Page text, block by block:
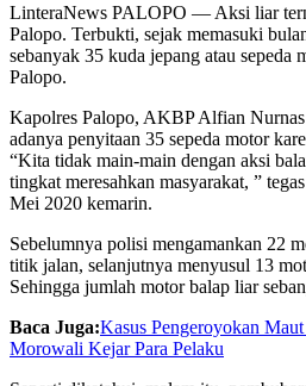
LinteraNews PALOPO — Aksi liar
Palopo. Terbukti, sejak memasuki
sebanyak 35 kuda jepang atau sepeda
Palopo.
Kapolres Palopo, AKBP Alfian
adanya penyitaan 35 sepeda motor
“Kita tidak main-main dengan aksi
tingkat meresahkan masyarakat, ”
Mei 2020 kemarin.
Sebelumnya polisi mengamankan 22
titik jalan, selanjutnya menyusul 13
Sehingga jumlah motor balap liar
Baca Juga:Kasus Pengeroyokan
Morowali Kejar Para Pelaku